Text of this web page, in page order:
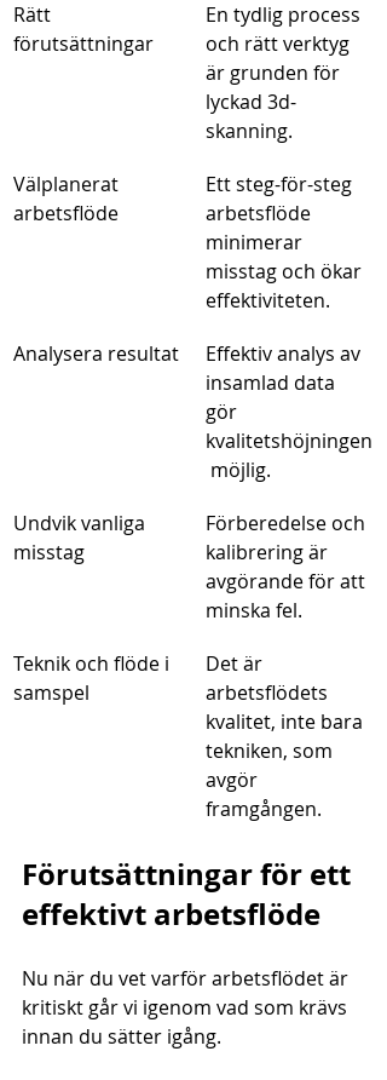
Rätt
förutsättningar
En tydlig process
och rätt verktyg
är grunden för
lyckad 3d-
skanning.
Välplanerat
arbetsflöde
Ett steg-för-steg
arbetsflöde
minimerar
misstag och ökar
effektiviteten.
Analysera resultat
Effektiv analys av
insamlad data
gör
kvalitetshöjningen
möjlig.
Undvik vanliga
misstag
Förberedelse och
kalibrering är
avgörande för att
minska fel.
Teknik och flöde i
samspel
Det är
arbetsflödets
kvalitet, inte bara
tekniken, som
avgör
framgången.
Förutsättningar för ett
effektivt arbetsflöde
Nu när du vet varför arbetsflödet är
kritiskt går vi igenom vad som krävs
innan du sätter igång.